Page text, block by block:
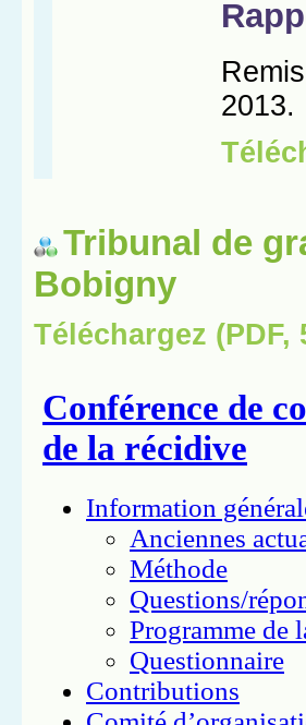
Tribunal de
Bobigny
Téléchargez (PDF,